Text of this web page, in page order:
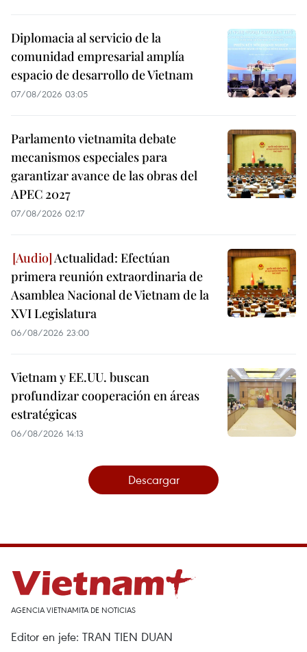
Diplomacia al servicio de la
comunidad empresarial amplía
espacio de desarrollo de Vietnam
07/08/2026 03:05
Parlamento vietnamita debate
mecanismos especiales para
garantizar avance de las obras del
APEC 2027
07/08/2026 02:17
Actualidad: Efectúan
primera reunión extraordinaria de
Asamblea Nacional de Vietnam de la
XVI Legislatura
06/08/2026 23:00
Vietnam y EE.UU. buscan
profundizar cooperación en áreas
estratégicas
06/08/2026 14:13
Descargar
AGENCIA VIETNAMITA DE NOTICIAS
Editor en jefe: TRAN TIEN DUAN